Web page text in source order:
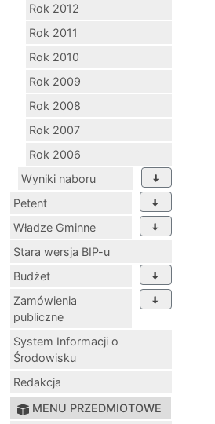
Rok 2012
Rok 2011
Rok 2010
Rok 2009
Rok 2008
Rok 2007
Rok 2006
Wyniki naboru
Petent
Władze Gminne
Stara wersja BIP-u
Budżet
Zamówienia
publiczne
System Informacji o
Środowisku
Redakcja
MENU PRZEDMIOTOWE